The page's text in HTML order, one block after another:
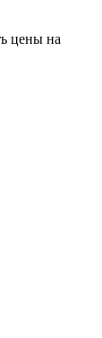
цены на